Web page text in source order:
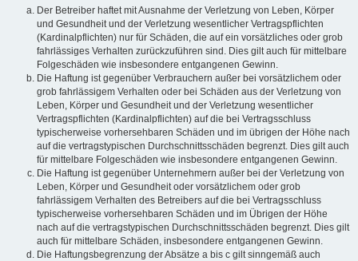
Der Betreiber haftet mit Ausnahme der Verletzung von Leben, Körper
und Gesundheit und der Verletzung wesentlicher Vertragspflichten
(Kardinalpflichten) nur für Schäden, die auf ein vorsätzliches oder grob
fahrlässiges Verhalten zurückzuführen sind. Dies gilt auch für mittelbare
Folgeschäden wie insbesondere entgangenen Gewinn.
Die Haftung ist gegenüber Verbrauchern außer bei vorsätzlichem oder
grob fahrlässigem Verhalten oder bei Schäden aus der Verletzung von
Leben, Körper und Gesundheit und der Verletzung wesentlicher
Vertragspflichten (Kardinalpflichten) auf die bei Vertragsschluss
typischerweise vorhersehbaren Schäden und im übrigen der Höhe nach
auf die vertragstypischen Durchschnittsschäden begrenzt. Dies gilt auch
für mittelbare Folgeschäden wie insbesondere entgangenen Gewinn.
Die Haftung ist gegenüber Unternehmern außer bei der Verletzung von
Leben, Körper und Gesundheit oder vorsätzlichem oder grob
fahrlässigem Verhalten des Betreibers auf die bei Vertragsschluss
typischerweise vorhersehbaren Schäden und im Übrigen der Höhe
nach auf die vertragstypischen Durchschnittsschäden begrenzt. Dies gilt
auch für mittelbare Schäden, insbesondere entgangenen Gewinn.
Die Haftungsbegrenzung der Absätze a bis c gilt sinngemäß auch